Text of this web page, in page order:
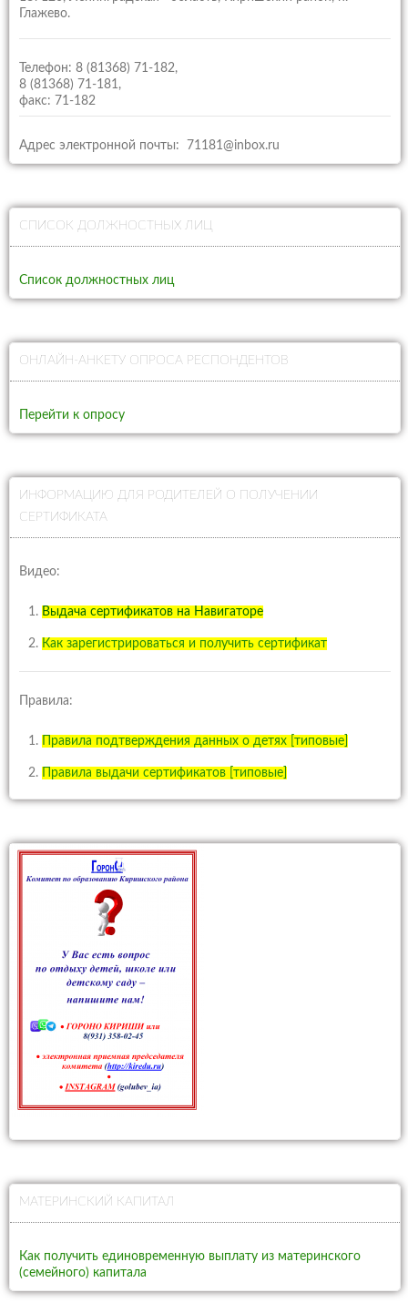
Глажево.
Телефон: 8 (81368) 71-182,
8 (81368) 71-181,
факс: 71-182
Адрес электронной почты: 71181@inbox.ru
СПИСОК ДОЛЖНОСТНЫХ ЛИЦ
Список должностных лиц
ОНЛАЙН-АНКЕТУ ОПРОСА РЕСПОНДЕНТОВ
Перейти к опросу
ИНФОРМАЦИЮ ДЛЯ РОДИТЕЛЕЙ О ПОЛУЧЕНИИ
СЕРТИФИКАТА
Видео:
Выдача сертификатов на Навигаторе
Как зарегистрироваться и получить сертификат
Правила:
Правила подтверждения данных о детях [типовые]
Правила выдачи сертификатов [типовые]
МАТЕРИНСКИЙ КАПИТАЛ
Как получить единовременную выплату из материнского
(семейного) капитала